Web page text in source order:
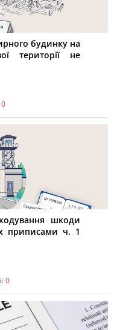
будинку на
території не
0
шкоди
приписами ч. 1
0